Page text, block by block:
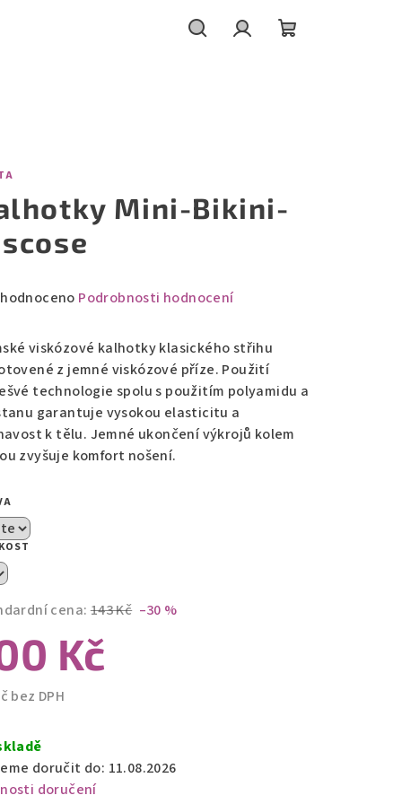
Mini-Bikini-
Podrobnosti hodnocení
viskózové kalhotky klasického střihu
z jemné viskózové příze. Použití
technologie spolu s použitím polyamidu a
garantuje vysokou elasticitu a
k tělu. Jemné ukončení výkrojů kolem
zvyšuje komfort nošení.
cena: 143 Kč –30 %
Kč
bez DPH
doručit do: 11.08.2026
doručení